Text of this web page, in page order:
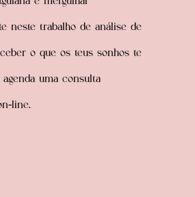
neste trabalho de análise de
o que os teus sonhos te
uma consulta
line.